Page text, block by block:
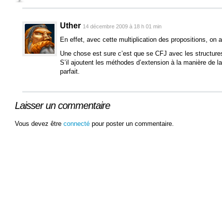
Uther 14 décembre 2009 à 18 h 01 min
En effet, avec cette multiplication des propositions, on
Une chose est sure c’est que se CFJ avec les
S’il ajoutent les méthodes d’extension à la manière de
parfait.
Laisser un commentaire
Vous devez être connecté pour poster un commentaire.